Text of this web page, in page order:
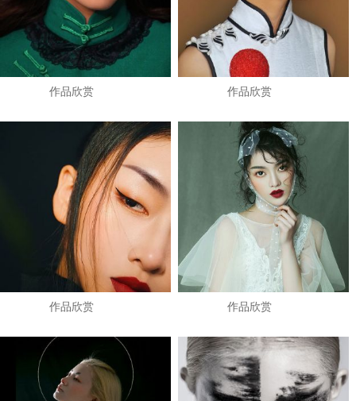
作品欣赏 作品欣赏
作品欣赏 作品欣赏